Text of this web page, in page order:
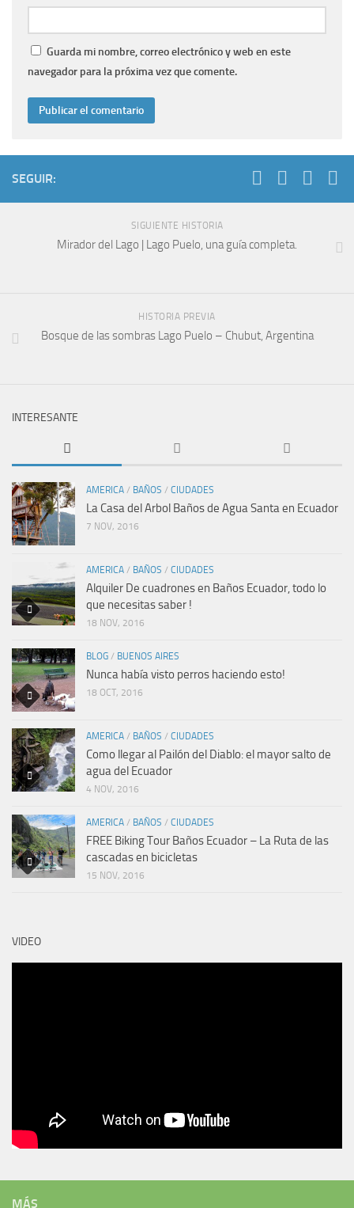
Guarda mi nombre, correo electrónico y web en este
navegador para la próxima vez que comente.
SEGUIR:
SIGUIENTE HISTORIA
Mirador del Lago | Lago Puelo, una guía completa.
HISTORIA PREVIA
Bosque de las sombras Lago Puelo – Chubut, Argentina
INTERESANTE
AMERICA / BAÑOS / CIUDADES
La Casa del Arbol Baños de Agua Santa en Ecuador
7 NOV, 2016
AMERICA / BAÑOS / CIUDADES
Alquiler De cuadrones en Baños Ecuador, todo lo
que necesitas saber !
18 NOV, 2016
BLOG / BUENOS AIRES
Nunca había visto perros haciendo esto!
18 OCT, 2016
AMERICA / BAÑOS / CIUDADES
Como llegar al Pailón del Diablo: el mayor salto de
agua del Ecuador
4 NOV, 2016
AMERICA / BAÑOS / CIUDADES
FREE Biking Tour Baños Ecuador – La Ruta de las
cascadas en bicicletas
15 NOV, 2016
VIDEO
MÁS